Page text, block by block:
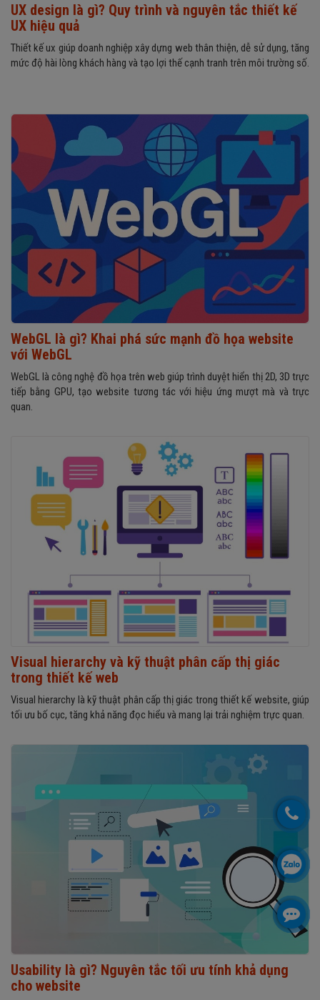
UX design là gì? Quy trình và nguyên tắc thiết kế
UX hiệu quả
Thiết kế ux giúp doanh nghiệp xây dựng web thân thiện, dễ sử dụng, tăng
mức độ hài lòng khách hàng và tạo lợi thế cạnh tranh trên môi trường số.
WebGL là gì? Khai phá sức mạnh đồ họa website
với WebGL
WebGL là công nghệ đồ họa trên web giúp trình duyệt hiển thị 2D, 3D trực
tiếp bằng GPU, tạo website tương tác với hiệu ứng mượt mà và trực
quan.
Visual hierarchy và kỹ thuật phân cấp thị giác
trong thiết kế web
Visual hierarchy là kỹ thuật phân cấp thị giác trong thiết kế website, giúp
tối ưu bố cục, tăng khả năng đọc hiểu và mang lại trải nghiệm trực quan.
Usability là gì? Nguyên tắc tối ưu tính khả dụng
cho website